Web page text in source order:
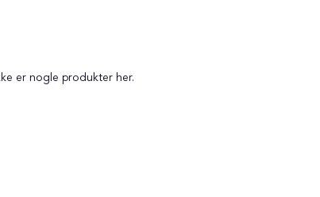
er nogle produkter her.